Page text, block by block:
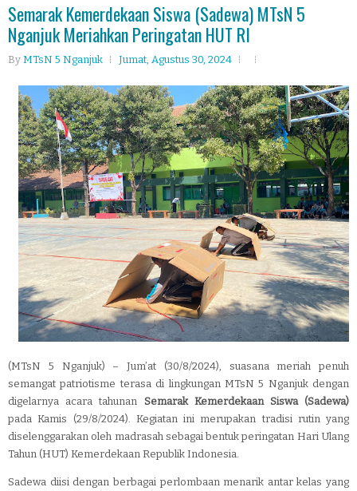
Semarak Kemerdekaan Siswa (Sadewa) MTsN 5
Nganjuk Meriahkan Peringatan HUT RI
By MTsN 5 Nganjuk Jumat, Agustus 30, 2024
(MTsN 5 Nganjuk) – Jum’at (30/8/2024), suasana meriah penuh
semangat patriotisme terasa di lingkungan MTsN 5 Nganjuk dengan
digelarnya acara tahunan Semarak Kemerdekaan Siswa (Sadewa)
pada Kamis (29/8/2024). Kegiatan ini merupakan tradisi rutin yang
diselenggarakan oleh madrasah sebagai bentuk peringatan Hari Ulang
Tahun (HUT) Kemerdekaan Republik Indonesia.
Sadewa diisi dengan berbagai perlombaan menarik antar kelas yang